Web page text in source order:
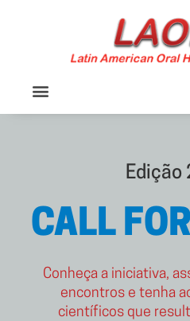
Edição
CALL
Conheça a iniciativa,
encontros e tenha
científicos que